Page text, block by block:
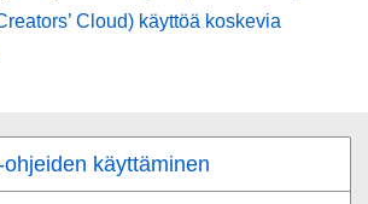
Cloud) käyttöä koskevia
käyttäminen